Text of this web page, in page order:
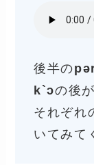
後半の
k`ɔの後が
それぞれ
いてみて